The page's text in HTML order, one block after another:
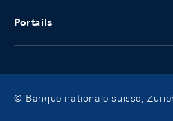
Portails
© Banque nationale suisse,